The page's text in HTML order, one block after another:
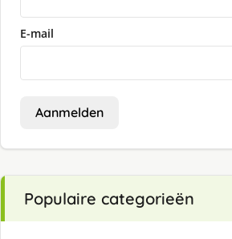
E-mail
Aanmelden
Populaire categorieën